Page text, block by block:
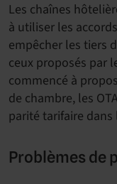
Les chaînes
à utiliser les
empêcher les tiers
ceux proposés par
commencé à
de chambre, les
parité tarifaire
Problèmes de